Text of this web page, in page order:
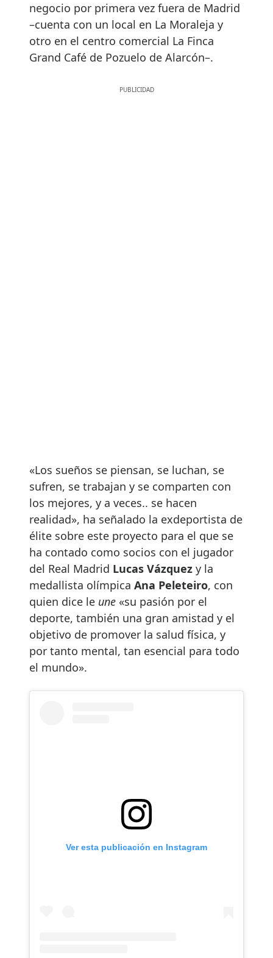
negocio por primera vez fuera de Madrid
–cuenta con un local en La Moraleja y
otro en el centro comercial La Finca
Grand Café de Pozuelo de Alarcón–.
«Los sueños se piensan, se luchan, se
sufren, se trabajan y se comparten con
los mejores, y a veces.. se hacen
realidad», ha señalado la exdeportista de
élite sobre este proyecto para el que se
ha contado como socios con el jugador
del Real Madrid Lucas Vázquez y la
medallista olímpica Ana Peleteiro, con
quien dice le une «su pasión por el
deporte, también una gran amistad y el
objetivo de promover la salud física, y
por tanto mental, tan esencial para todo
el mundo».
Ver esta publicación en Instagram